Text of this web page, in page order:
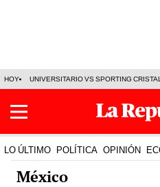
HOY UNIVERSITARIO VS SPORTING CRISTAL
LO ÚLTIMO POLÍTICA OPINIÓN
México